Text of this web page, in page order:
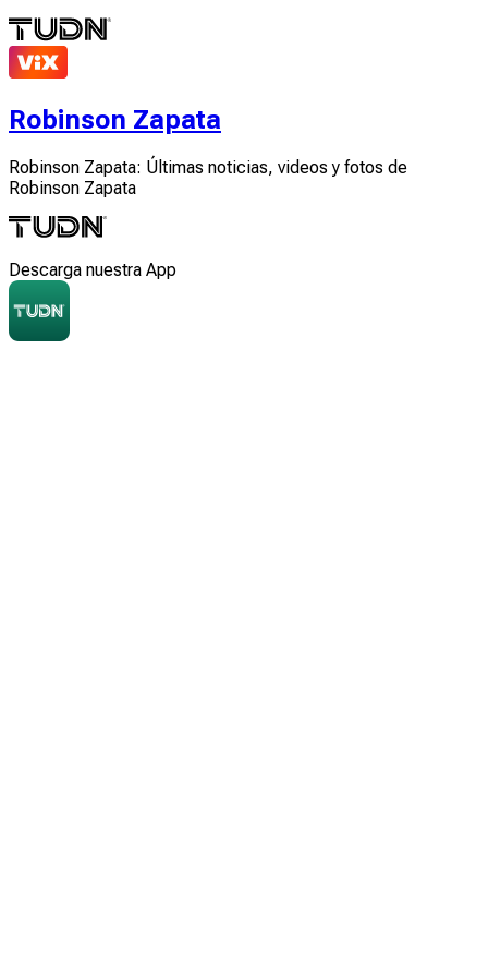
Robinson Zapata
Robinson Zapata: Últimas noticias, videos y fotos de
Robinson Zapata
Descarga nuestra App